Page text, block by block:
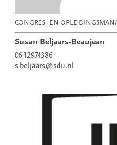
CONGRES- EN
Susan Beljaars-Beaujean
06-12974386
s.beljaars@sdu.nl